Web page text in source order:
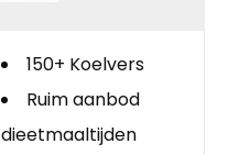
150+ Koelvers
Ruim aanbod
dieetmaaltijden